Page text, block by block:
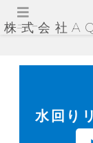
株式会社
水回り
メニュー